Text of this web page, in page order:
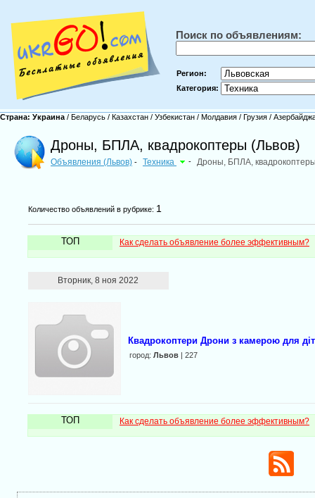
Поиск по объявлениям:
Регион:
Категория:
Страна: Украина / Беларусь / Казахстан / Узбекистан / Молдавия / Грузия /
Дроны, БПЛА, квадрокоптеры (Львов)
Объявления (Львов) - Техника - Дроны, БПЛА,
Количество объявлений в рубрике: 1
ТОП Как сделать объявление более эффективным?
Вторник, 8 ноя 2022
Квадрокоптери Дрони з камерою для
город: Львов | 227
ТОП Как сделать объявление более эффективным?